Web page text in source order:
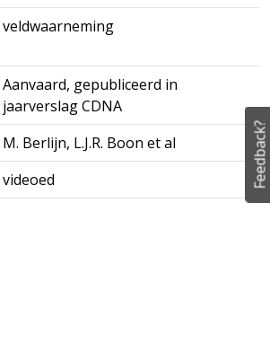
veldwaarneming
Aanvaard, gepubliceerd in
jaarverslag CDNA
M. Berlijn, L.J.R. Boon et al
videoed Feedback?